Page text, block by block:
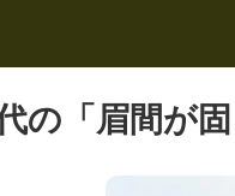
の「眉間が